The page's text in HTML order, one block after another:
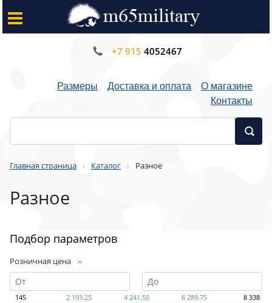
+7 915 4052467
Размеры Доставка и оплата
О магазине
Контакты
Главная страница Каталог Разное
Разное
Подбор параметров
Розничная цена
145 2 193.25 4 241.50 6 289.75 8 338